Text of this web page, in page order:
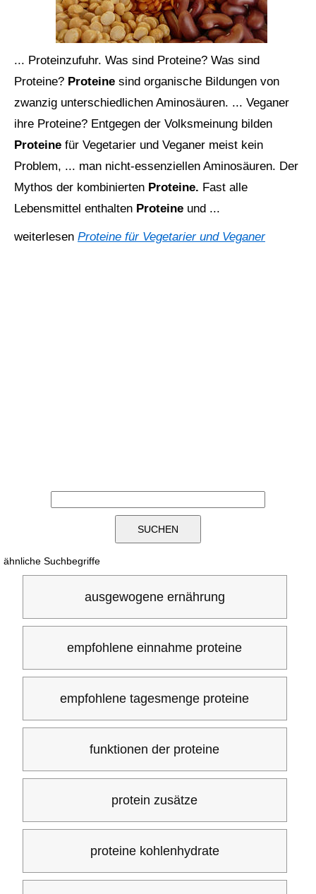
... Proteinzufuhr. Was sind Proteine? Was sind
Proteine? Proteine sind organische Bildungen von
zwanzig unterschiedlichen Aminosäuren. ... Veganer
ihre Proteine? Entgegen der Volksmeinung bilden
Proteine für Vegetarier und Veganer meist kein
Problem, ... man nicht-essenziellen Aminosäuren. Der
Mythos der kombinierten Proteine. Fast alle
Lebensmittel enthalten Proteine und ...
weiterlesen Proteine für Vegetarier und Veganer
ähnliche Suchbegriffe
ausgewogene ernährung
empfohlene einnahme proteine
empfohlene tagesmenge proteine
funktionen der proteine
protein zusätze
proteine kohlenhydrate